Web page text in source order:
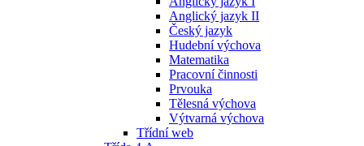
Anglický jazyk II
Český jazyk
Hudební výchova
Matematika
Pracovní činnosti
Prvouka
Tělesná výchova
Výtvarná výchova
Třídní web